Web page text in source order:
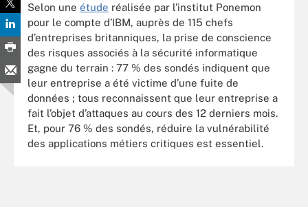
Selon une étude réalisée par l’institut Ponemon
pour le compte d’IBM, auprès de 115 chefs
d’entreprises britanniques, la prise de conscience
des risques associés à la sécurité informatique
gagne du terrain : 77 % des sondés indiquent que
leur entreprise a été victime d’une fuite de
données ; tous reconnaissent que leur entreprise a
fait l’objet d’attaques au cours des 12 derniers mois.
Et, pour 76 % des sondés, réduire la vulnérabilité
des applications métiers critiques est essentiel.